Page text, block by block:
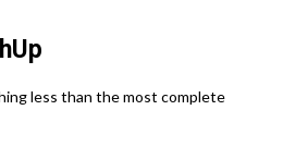
less than the most complete